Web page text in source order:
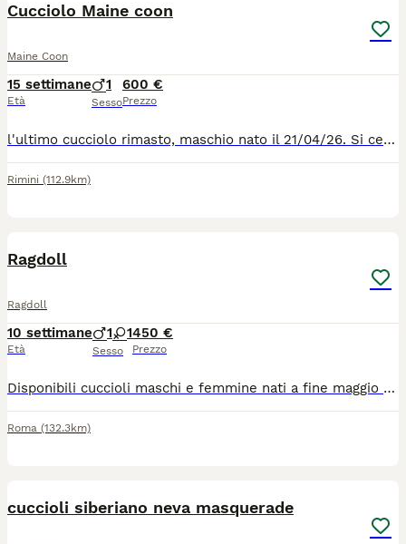
Cucciolo Maine coon
Maine Coon
15 settimane
Età
1
Sesso
600 €
Prezzo
l'ultimo cucciolo rimasto, maschio nato il 21/04/26. Si cede svezzato,sverminato e con due vaccini. Abituato alla lettiera e tiragraffi. Ottimo carattere, dolce ed affettuoso.
Rimini (112.9km)
Ragdoll
Ragdoll
10 settimane
Età
1 1
Sesso
450 €
Prezzo
Disponibili cuccioli maschi e femmine nati a fine maggio 2026. Per informazioni, foto e disponibilità contattatemi in privato.
Roma (132.3km)
cuccioli siberiano neva masquerade